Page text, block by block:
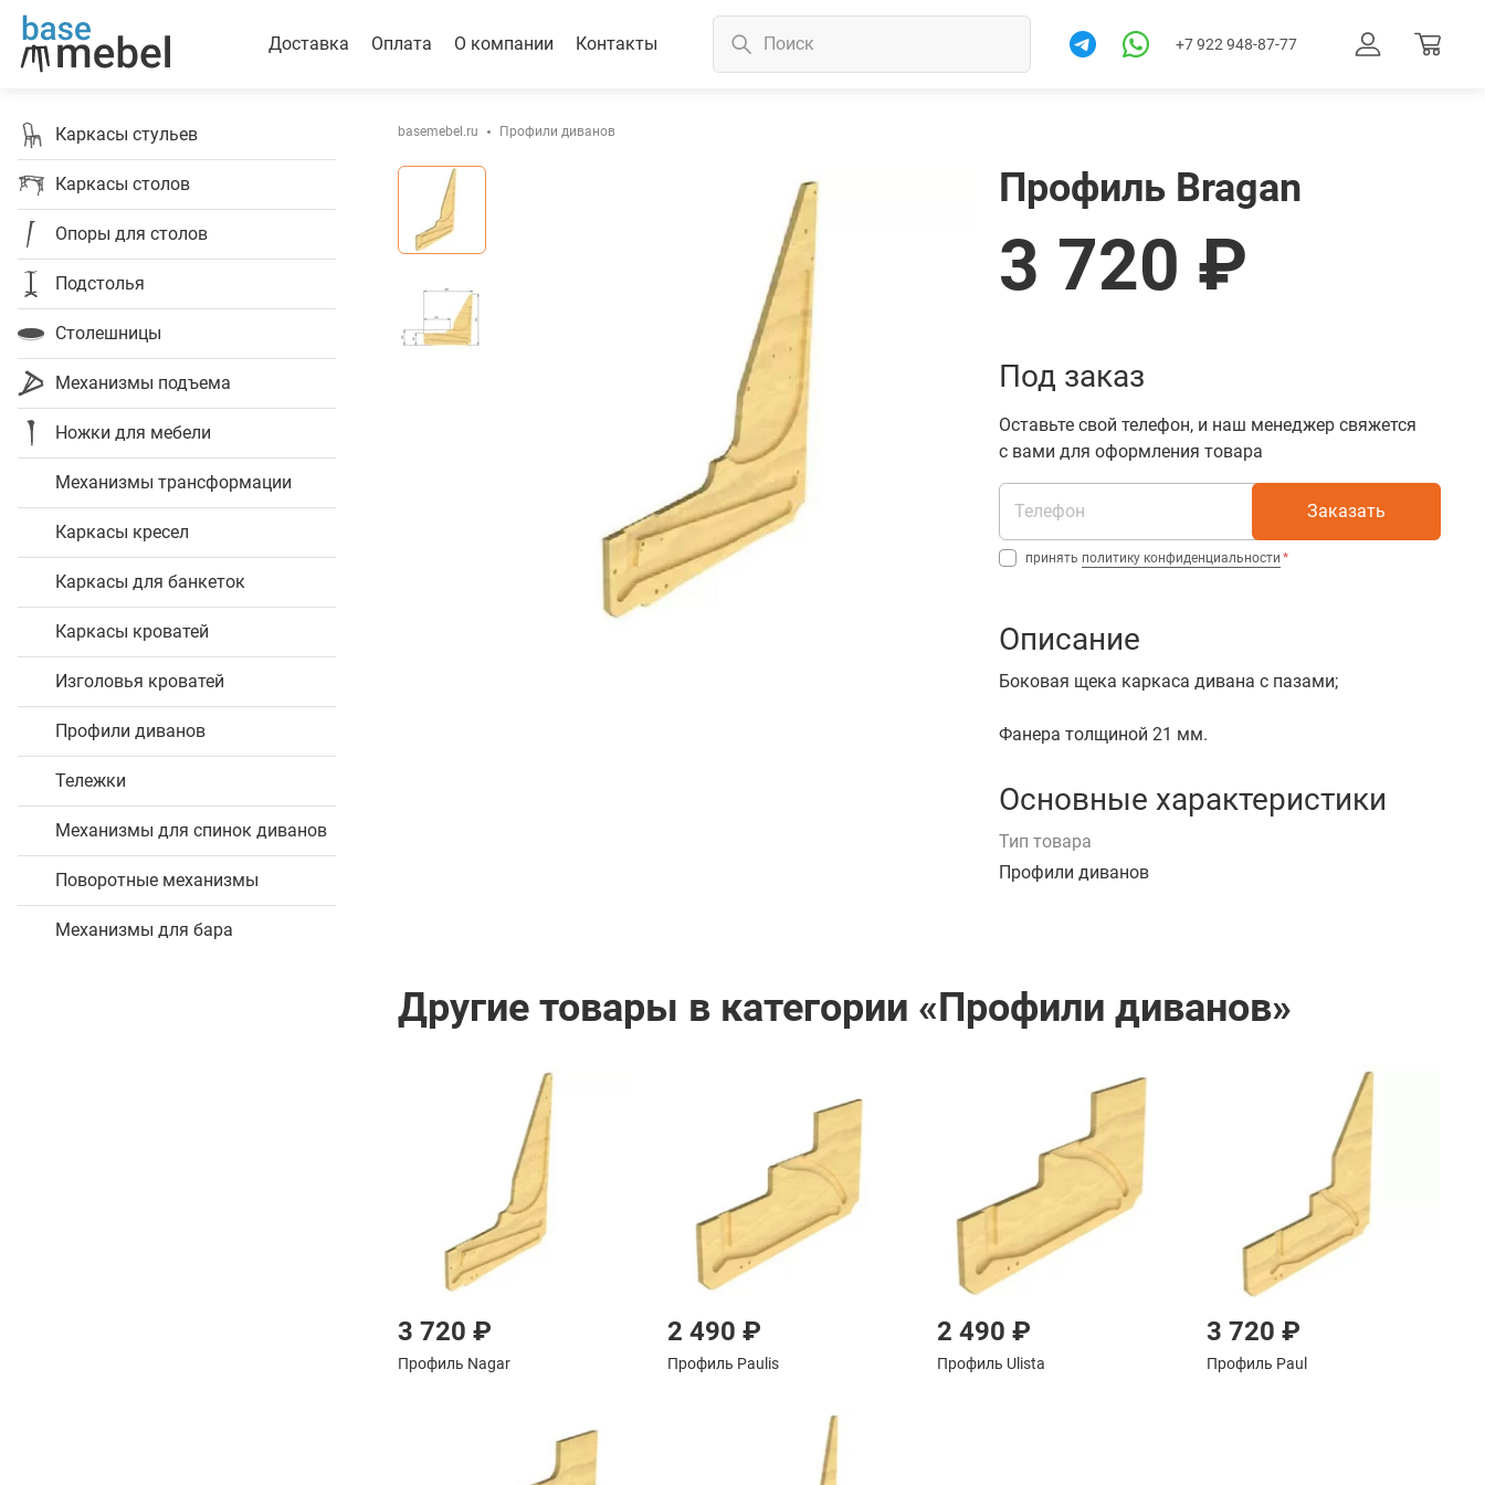
Доставка Оплата О компании Контакты +7 922 948-87-77
Каркасы стульев
Каркасы столов
Опоры для столов
Подстолья
Столешницы
Механизмы подъема
Ножки для мебели
Механизмы трансформации
Каркасы кресел
Каркасы для банкеток
Каркасы кроватей
Изголовья кроватей
Профили диванов
Тележки
Механизмы для спинок диванов
Поворотные механизмы
Механизмы для бара
basemebel.ru Профили диванов
Товар в корзине. Перейти
Профиль Bragan
3 720 ₽
Под заказ
Оставьте свой телефон, и наш менеджер свяжется
с вами для оформления товара
Заказать
принять политику конфиденциальности
Описание
Боковая щека каркаса дивана с пазами;
Фанера толщиной 21 мм.
Основные характеристики
Тип товара
Профили диванов
Другие товары в категории «Профили диванов»
3 720 ₽
Профиль Nagar
2 490 ₽
Профиль Paulis
2 490 ₽
Профиль Ulista
3 720 ₽
Профиль Paul